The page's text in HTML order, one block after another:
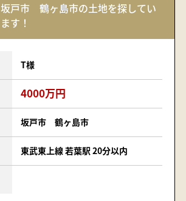
坂戸市 鶴ヶ島市の土地を探してい
ます！
T様
4000万円
坂戸市 鶴ヶ島市
東武東上線 若葉駅 20分以内